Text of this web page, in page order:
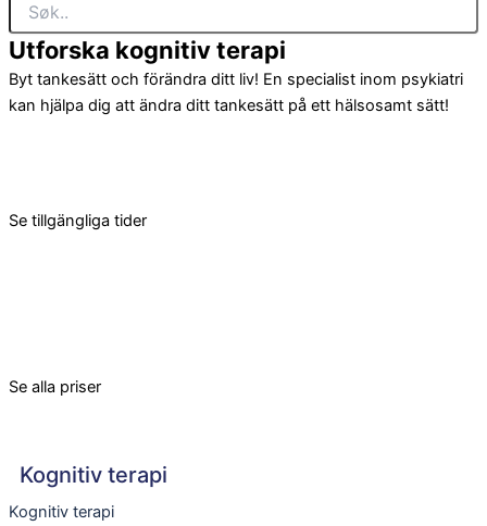
Utforska kognitiv terapi
Byt tankesätt och förändra ditt liv! En specialist inom psykiatri
kan hjälpa dig att ändra ditt tankesätt på ett hälsosamt sätt!
Se tillgängliga tider
Se alla priser
Kognitiv terapi
Kognitiv terapi